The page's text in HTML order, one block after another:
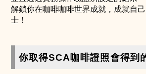
解鎖你在咖啡咖啡世界成就，成就自
士！
你取得SCA咖啡證照會得到